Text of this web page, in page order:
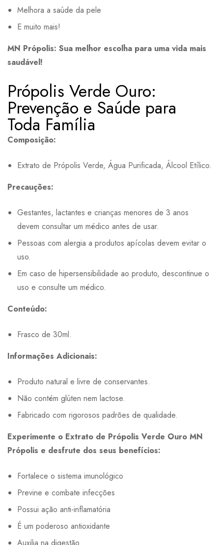
Melhora a saúde da pele
E muito mais!
MN Própolis: Sua melhor escolha para uma vida mais
saudável!
Própolis Verde Ouro:
Prevenção e Saúde para
Toda Família
Composição:
Extrato de Própolis Verde, Água Purificada, Álcool Etílico.
Precauções:
Gestantes, lactantes e crianças menores de 3 anos
devem consultar um médico antes de usar.
Pessoas com alergia a produtos apícolas devem evitar o
uso.
Em caso de hipersensibilidade ao produto, descontinue o
uso e consulte um médico.
Conteúdo:
Frasco de 30ml.
Informações Adicionais:
Produto natural e livre de conservantes.
Não contém glúten nem lactose.
Fabricado com rigorosos padrões de qualidade.
Experimente o Extrato de Própolis Verde Ouro MN
Própolis e desfrute dos seus benefícios:
Fortalece o sistema imunológico
Previne e combate infecções
Possui ação anti-inflamatória
É um poderoso antioxidante